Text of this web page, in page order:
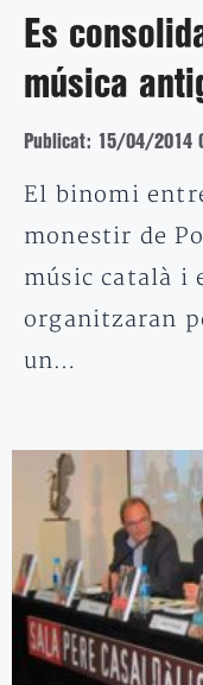
Es
música
Publicat: 15/04/2014
El binomi
monestir de
músic català i
organitzaran
un…